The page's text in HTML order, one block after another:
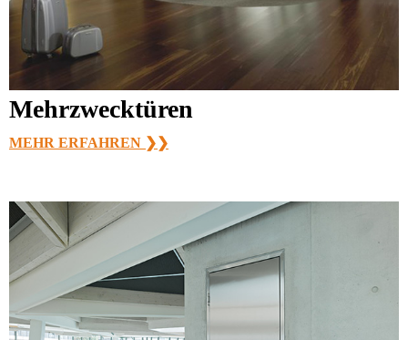
Mehrzwecktüren
MEHR ERFAHREN ❯❯